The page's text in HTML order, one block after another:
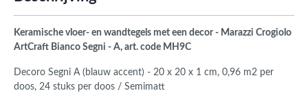
Keramische vloer- en wandtegels met een decor - Marazzi Crogiolo
ArtCraft Bianco Segni - A, art. code MH9C
Decoro Segni A (blauw accent) - 20 x 20 x 1 cm, 0,96 m2 per
doos, 24 stuks per doos / Semimatt